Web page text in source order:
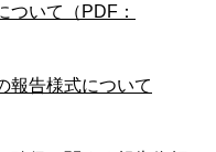
ついて（PDF：
報告様式について